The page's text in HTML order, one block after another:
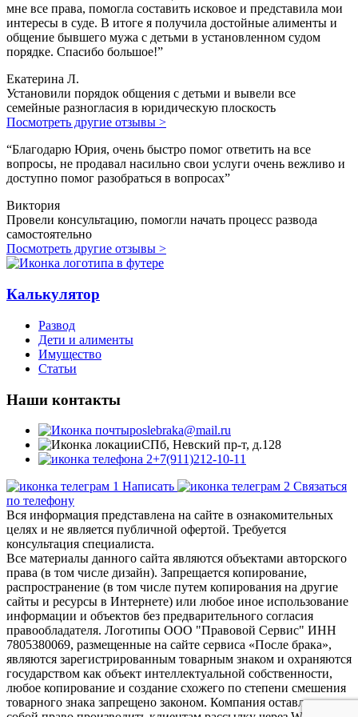
мне все права, помогла составить исковое и представила мои
интересы в суде. В итоге я получила достойные алименты и
общение бывшего мужа с детьми в установленном судом
порядке. Спасибо большое!”
Екатерина Л.
Установили порядок общения с детьми и вывели все
семейные разногласия в юридическую плоскость
Посмотреть другие отзывы >
“Благодарю Юрия, очень быстро помог ответить на все
вопросы, не продавал насильно свои услуги очень вежливо и
доступно помог разобраться в вопросах”
Виктория
Провели консультацию, помогли начать процесс развода
самостоятельно
Посмотреть другие отзывы >
Калькулятор
Развод
Дети и алименты
Имущество
Статьи
Наши контакты
poslebraka@mail.ru
СПб, Невский пр-т, д.128
+7(911)212-10-11
Написать
Связаться
по телефону
Вся информация представлена на сайте в ознакомительных
целях и не является публичной офертой. Требуется
консультация специалиста.
Все материалы данного сайта являются объектами авторского
права (в том числе дизайн). Запрещается копирование,
распространение (в том числе путем копирования на другие
сайты и ресурсы в Интернете) или любое иное использование
информации и объектов без предварительного согласия
правообладателя. Логотипы ООО "Правовой Сервис" ИНН
7805380069, размещенные на сайте сервиса «После брака»,
являются зарегистрированным товарным знаком и охраняются
государством как объект интеллектуальной собственности,
любое копирование и создание схожего по степени смешения
товарного знака запрещено законом. Компания оставляет за